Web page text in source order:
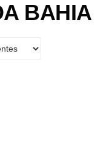
BAHIA